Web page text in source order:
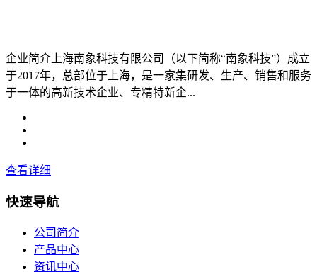
企业简介上海南象科技有限公司（以下简称“南象科技”）成立
于2017年，总部位于上海，是一家集研发、生产、销售和服务
于一体的高新技术企业、专精特新企...
查看详细
快速导航
公司简介
产品中心
资讯中心